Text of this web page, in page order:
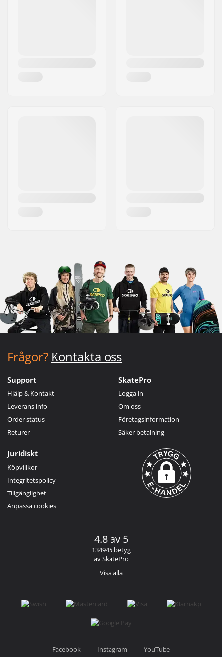
Frågor? Kontakta oss
Support
Hjälp & Kontakt
Leverans info
Order status
Returer
SkatePro
Logga in
Om oss
Företagsinformation
Säker betalning
Juridiskt
Köpvillkor
Integritetspolicy
Tillgänglighet
Anpassa cookies
4.8 av 5
134945 betyg
av SkatePro
Visa alla
Facebook Instagram YouTube